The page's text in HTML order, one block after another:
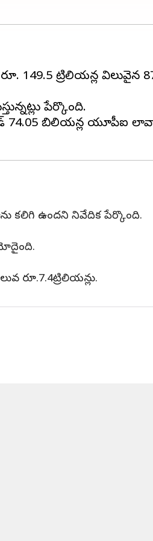
149.5 ట్రిలియన్ల విలువైన
పేర్కొంది.
74.05 బిలియన్ల యూపీఐ
కలిగి ఉందని నివేదిక పేర్కొంది.
రూ.7.4ట్రిలియన్లు.